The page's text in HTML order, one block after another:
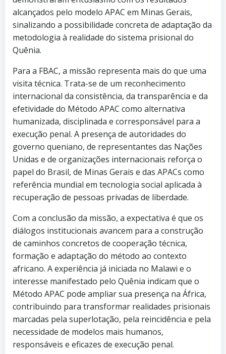
alcançados pelo modelo APAC em Minas Gerais,
sinalizando a possibilidade concreta de adaptação da
metodologia à realidade do sistema prisional do
Quênia.
Para a FBAC, a missão representa mais do que uma
visita técnica. Trata-se de um reconhecimento
internacional da consistência, da transparência e da
efetividade do Método APAC como alternativa
humanizada, disciplinada e corresponsável para a
execução penal. A presença de autoridades do
governo queniano, de representantes das Nações
Unidas e de organizações internacionais reforça o
papel do Brasil, de Minas Gerais e das APACs como
referência mundial em tecnologia social aplicada à
recuperação de pessoas privadas de liberdade.
Com a conclusão da missão, a expectativa é que os
diálogos institucionais avancem para a construção
de caminhos concretos de cooperação técnica,
formação e adaptação do método ao contexto
africano. A experiência já iniciada no Malawi e o
interesse manifestado pelo Quênia indicam que o
Método APAC pode ampliar sua presença na África,
contribuindo para transformar realidades prisionais
marcadas pela superlotação, pela reincidência e pela
necessidade de modelos mais humanos,
responsáveis e eficazes de execução penal.